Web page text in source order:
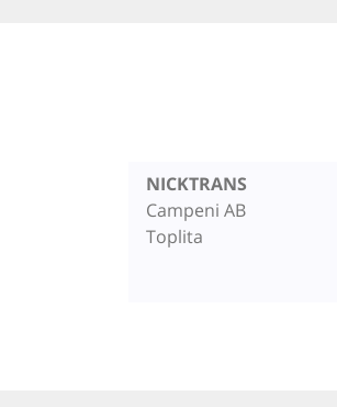
NICKTRANS
Campeni AB
Toplita